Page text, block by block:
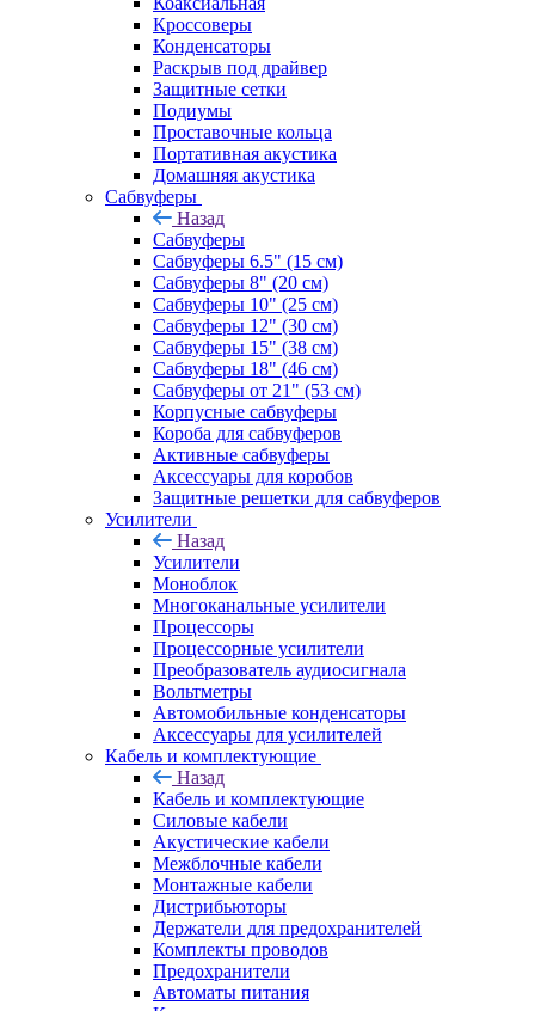
Кроссоверы
Конденсаторы
Раскрыв под драйвер
Защитные сетки
Подиумы
Проставочные кольца
Портативная акустика
Домашняя акустика
Сабвуферы
Назад
Сабвуферы
Сабвуферы 6.5" (15 см)
Сабвуферы 8" (20 см)
Сабвуферы 10" (25 см)
Сабвуферы 12" (30 см)
Сабвуферы 15" (38 см)
Сабвуферы 18" (46 см)
Сабвуферы от 21" (53 см)
Корпусные сабвуферы
Короба для сабвуферов
Активные сабвуферы
Аксессуары для коробов
Защитные решетки для сабвуферов
Усилители
Назад
Усилители
Моноблок
Многоканальные усилители
Процессоры
Процессорные усилители
Преобразователь аудиосигнала
Вольтметры
Автомобильные конденсаторы
Аксессуары для усилителей
Кабель и комплектующие
Назад
Кабель и комплектующие
Силовые кабели
Акустические кабели
Межблочные кабели
Монтажные кабели
Дистрибьюторы
Держатели для предохранителей
Комплекты проводов
Предохранители
Автоматы питания